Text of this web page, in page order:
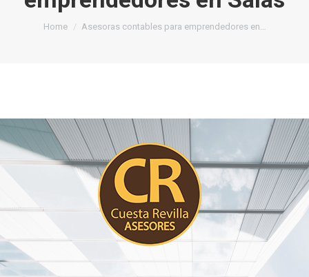
You are here:
Home Asesoras contables para emprendedores en…